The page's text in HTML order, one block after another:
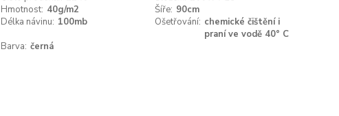
Hmotnost: 40g/m2 Šíře: 90cm
Délka návinu: 100mb Ošetřování: chemické čištění i
praní ve vodě 40° C
Barva: černá